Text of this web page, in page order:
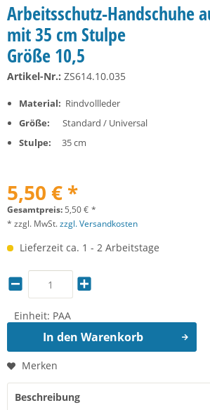
Arbeitsschutz-Handschuhe
mit 35 cm Stulpe
Größe 10,5
Artikel-Nr.: ZS614.10.035
Material: Rindvollleder
Größe: Standard / Universal
Stulpe: 35 cm
5,50 € *
Gesamtpreis: 5,50€ *
* zzgl. MwSt.zzgl. Versandkosten
Lieferzeit ca. 1 - 2 Arbeitstage
Einheit: PAA
In den Warenkorb
Merken
Beschreibung